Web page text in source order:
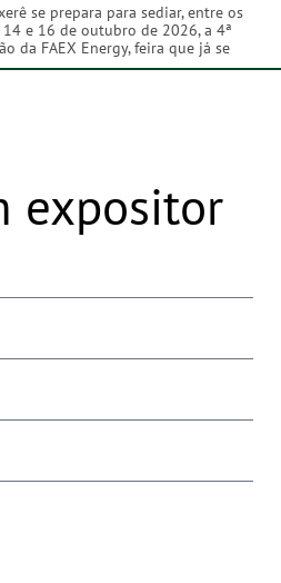
se prepara para sediar, entre os
14 e 16 de outubro de 2026, a 4ª
da FAEX Energy, feira que já se
expositor